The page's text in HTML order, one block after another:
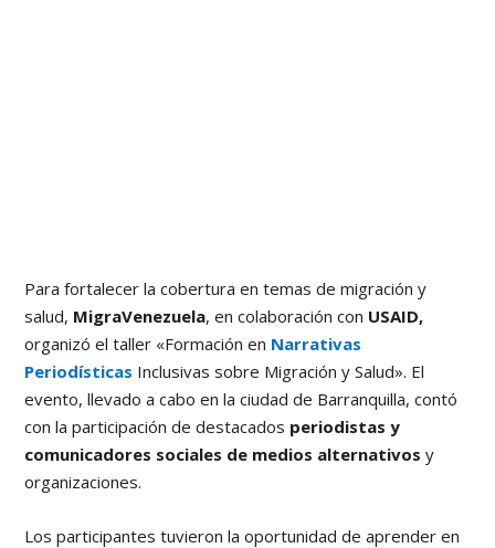
Para fortalecer la cobertura en temas de migración y
salud, MigraVenezuela, en colaboración con USAID,
organizó el taller «Formación en Narrativas
Periodísticas Inclusivas sobre Migración y Salud». El
evento, llevado a cabo en la ciudad de Barranquilla, contó
con la participación de destacados periodistas y
comunicadores sociales de medios alternativos y
organizaciones.
Los participantes tuvieron la oportunidad de aprender en